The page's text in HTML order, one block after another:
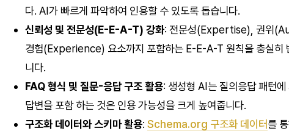
다. AI가 빠르게 파악하여 인용할 수 있도록 돕습니다.
신뢰성 및 전문성(E-E-A-T) 강화: 전문성(Expertise), 권위
경험(Experience) 요소까지 포함하는 E-E-A-T 원칙을 충실히
니다.
FAQ 형식 및 질문-응답 구조 활용: 생성형 AI는 질의응답 패턴
답변을 포함 하는 것은 인용 가능성을 크게 높여줍니다.
구조화 데이터와 스키마 활용: Schema.org 구조화 데이터를